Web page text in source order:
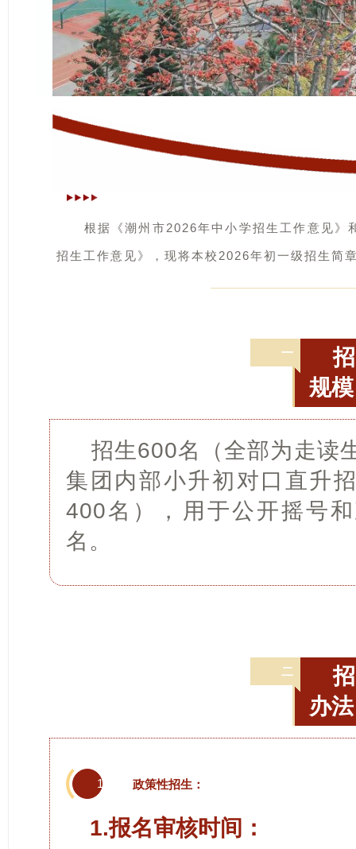
根据《潮州市2026年中小学招生工作意见
招生工作意见》，现将本校2026年初一级招生简
一
规模
招生600名（全部为走读
集团 内部小升初对口直升
400名），用于公开摇号
名。
二
办法
1 政策性招生：
1.报名审核时间：